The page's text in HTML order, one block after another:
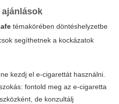
témakörében döntéshelyzetbe
segíthetnek a kockázatok
kezdj el e-cigarettát használni.
fontold meg az e-cigaretta
de konzultálj